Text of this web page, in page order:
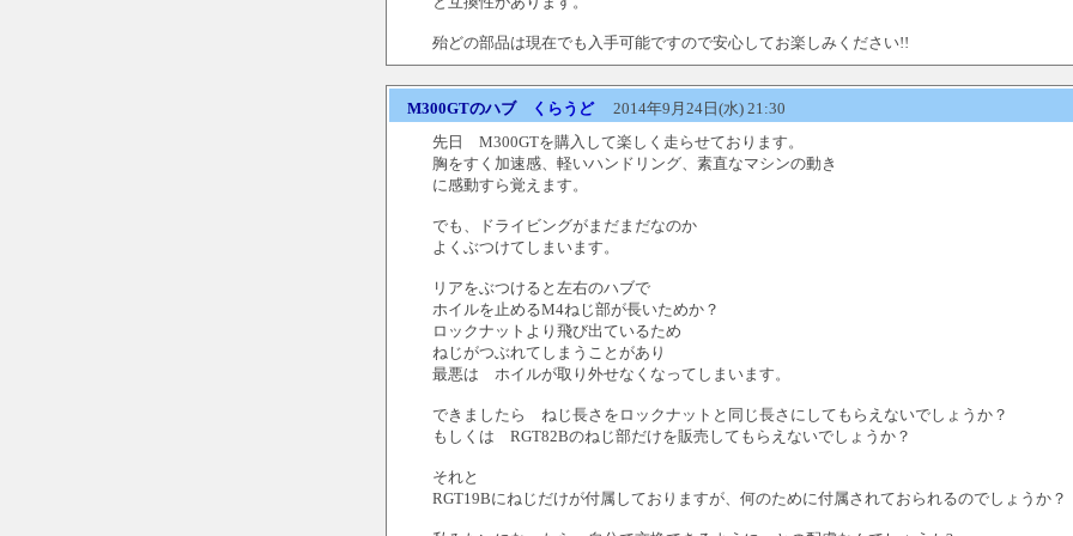
殆どの部品は現在でも入手可能ですので安心してお楽しみください!!
M300GTのハブ くらうど2014年9月24日(水) 21:30
先日 M300GTを購入して楽しく走らせております。
胸をすく加速感、軽いハンドリング、素直なマシンの動き
に感動すら覚えます。
でも、ドライビングがまだまだなのか
よくぶつけてしまいます。
リアをぶつけると左右のハブで
ホイルを止めるM4ねじ部が長いためか？
ロックナットより飛び出ているため
ねじがつぶれてしまうことがあり
最悪は ホイルが取り外せなくなってしまいます。
できましたら ねじ長さをロックナットと同じ長さにしてもらえないでしょうか？
もしくは RGT82Bのねじ部だけを販売してもらえないでしょうか？
それと
RGT19Bにねじだけが付属しておりますが、何のために付属されておられるのでしょうか？